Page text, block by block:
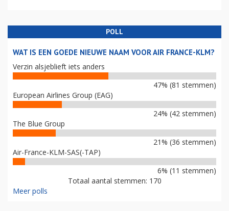
POLL
WAT IS EEN GOEDE NIEUWE NAAM VOOR AIR FRANCE-KLM?
Verzin alsjeblieft iets anders
47% (81 stemmen)
European Airlines Group (EAG)
24% (42 stemmen)
The Blue Group
21% (36 stemmen)
Air-France-KLM-SAS(-TAP)
6% (11 stemmen)
Totaal aantal stemmen: 170
Meer polls